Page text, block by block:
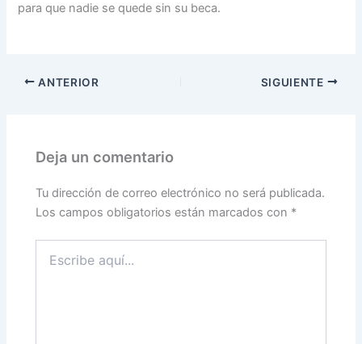
para que nadie se quede sin su beca.
ANTERIOR SIGUIENTE
Deja un comentario
Tu dirección de correo electrónico no será publicada.
Los campos obligatorios están marcados con *
aquí...